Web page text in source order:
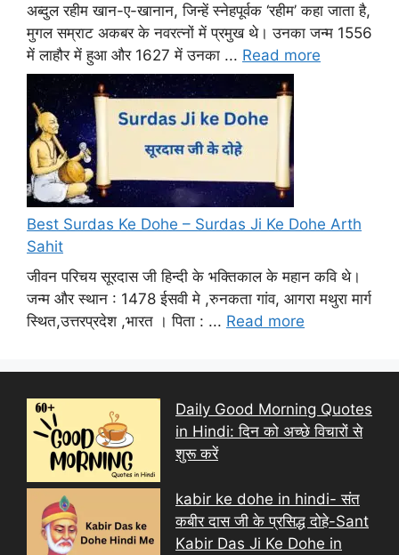
अब्दुल रहीम खान-ए-खानान, जिन्हें स्नेहपूर्वक ‘रहीम’ कहा जाता है,
मुगल सम्राट अकबर के नवरत्नों में प्रमुख थे। उनका जन्म 1556
में लाहौर में हुआ और 1627 में उनका ... Read more
Best Surdas Ke Dohe – Surdas Ji Ke Dohe Arth
Sahit
जीवन परिचय सूरदास जी हिन्दी के भक्तिकाल के महान कवि थे।
जन्म और स्थान : 1478 ईसवी मे ,रुनकता गांव, आगरा मथुरा मार्ग
स्थित,उत्तरप्रदेश ,भारत । पिता : ... Read more
Daily Good Morning Quotes
in Hindi: दिन को अच्छे विचारों से
शुरू करें
kabir ke dohe in hindi- संत
कबीर दास जी के प्रसिद्ध दोहे-Sant
Kabir Das Ji Ke Dohe in